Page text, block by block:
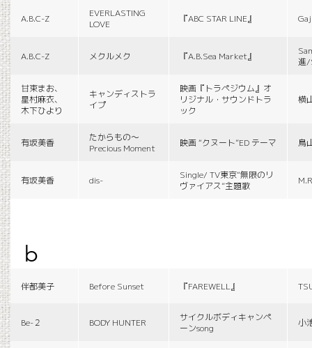
A.B.C-Z
EVERLASTING
LOVE
『ABC STAR LINE』
A.B.C-Z メクルメク 『A.B.Sea Market』
進/
甘束まお、
星村麻衣、
木下ひより
キャンディストラ
イプ
映画『トラペジウム』オ
リジナル・サウンドトラ
ック
横
有坂美香
たからもの〜
Precious Moment
映画 “クヌート”ED テーマ 鳥
有坂美香 dis-
Single/ TV東京“無限のリ
ヴァイアス”主題歌
b
伴都美子 Before Sunset 『FAREWELL』
Be-２ BODY HUNTER
サイクルボディキャンペ
ーンsong
小